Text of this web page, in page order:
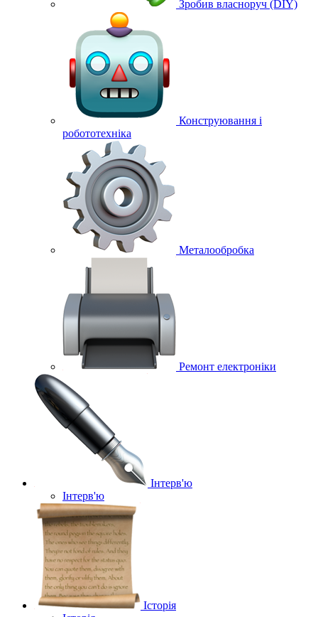
Зробив власноруч (DIY)
Конструювання і
робототехніка
Металообробка
Ремонт електроніки
Інтерв'ю
Інтерв'ю
Історія